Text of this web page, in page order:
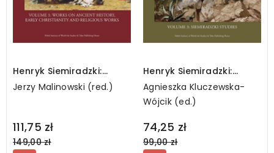
Henryk Siemiradzki:
Catalogue Raisonné of
the Paintings, Vol. 1
Jerzy Malinowski (red.)
111,75 zł
Regular
price
149,00 zł
Henryk Siemiradzki:
Catalogue Raisonné of
the Paintings, Vol. 3:
Siemiradzki Studies
Agnieszka Kluczewska-
Wójcik (ed.)
74,25 zł
Regular
price
99,00 zł